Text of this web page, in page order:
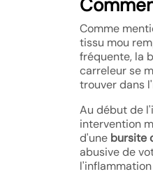
Comme
tissu mou
fréquente, la
carreleur se
trouver dans
Au début de
intervention
d'une bursite
abusive de